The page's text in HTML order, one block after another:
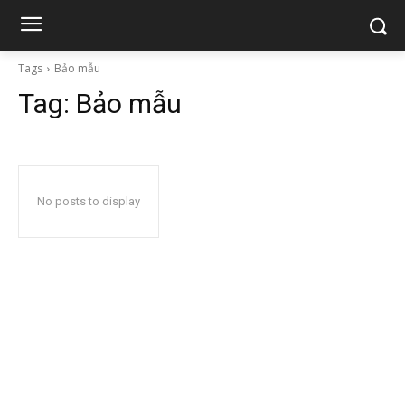
Tags Bảo mẫu
Tag: Bảo mẫu
No posts to display